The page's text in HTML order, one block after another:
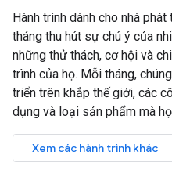
Hành trình dành cho nhà
tháng thu hút sự chú ý của
những thử thách, cơ hội và
trình của họ. Mỗi tháng,
triển trên khắp thế giới, các
dụng và loại sản phẩm mà
Xem các hành trình khác